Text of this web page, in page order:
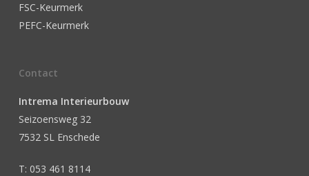
FSC-Keurmerk
PEFC-Keurmerk
Contact
Intrema Interieurbouw
Seizoensweg 32
7532 SL Enschede
T: 053 461 8114